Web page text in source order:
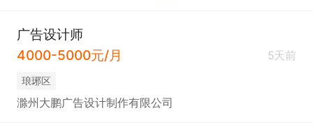
广告设计师
4000-5000元/月
5天前
琅琊区
滁州大鹏广告设计制作有限公司